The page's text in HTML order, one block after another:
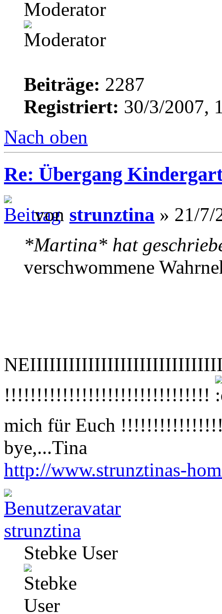
Moderator
Beiträge: 2287
Registriert: 30/3/2007,
Nach oben
Re: Übergang
von strunztina » 21/7/
*Martina* hat
verschwommene
!!!!!!!!!!!!!!!!!!!!!!!!!!!!!!!!
mich für Euch
bye,...Tina
http://www.strunztinas-
strunztina
Stebke User